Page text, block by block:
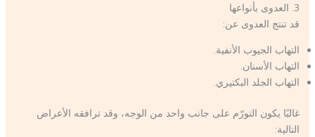
3. العدوى بأنواعها
قد تنتج العدوى عن:
التهاب الجيوب الأنفية.
التهاب الأسنان.
التهاب الجلد البكتيري.
غالبًا يكون التورّم على جانب واحد من الوجه، وقد ترافقه الأعراض
التالية: